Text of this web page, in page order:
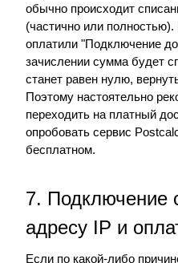
обычно происходит
(частично или
оплатили "Подключение
зачислении сумма будет
станет равен нулю,
Поэтому настоятельно
переходить на платный
опробовать сервис
бесплатном.
7. Подключение
адресу IP и
Если по какой-либо